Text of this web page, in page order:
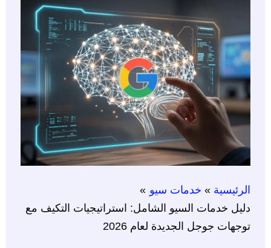
الرئيسية
خدمات سيو
دليل خدمات السيو الشامل: استراتيجيات التكيف مع
توجهات جوجل الجديدة لعام 2026